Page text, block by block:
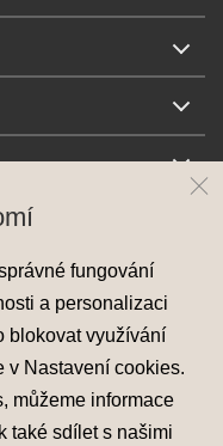
fungování
a personalizaci
blokovat využívání
v Nastavení cookies.
můžeme informace
také sdílet s našimi